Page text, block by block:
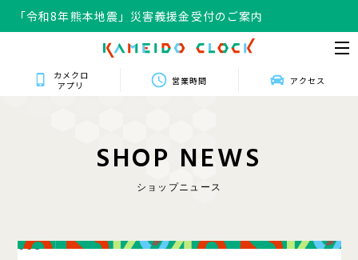
「令和8年熊本地震」災害義援金受付のご案内
カメクロ
アプリ
営業時間 アクセス
SHOP NEWS
ショップニュース
008